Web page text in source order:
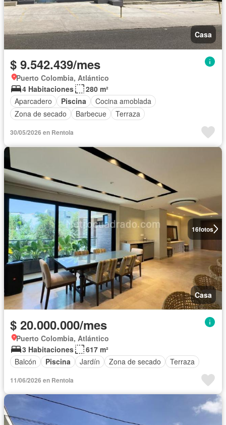
Casa
$ 9.542.439/mes
Puerto Colombia, Atlántico
4 Habitaciones
280 m²
Aparcadero
Piscina
Cocina amoblada
Zona de secado
Barbecue Terraza
30/05/2026 en Rentola
16fotos
Casa
$ 20.000.000/mes
Puerto Colombia, Atlántico
3 Habitaciones
617 m²
Balcón
Piscina Jardín Zona de secado Terraza
11/06/2026 en Rentola